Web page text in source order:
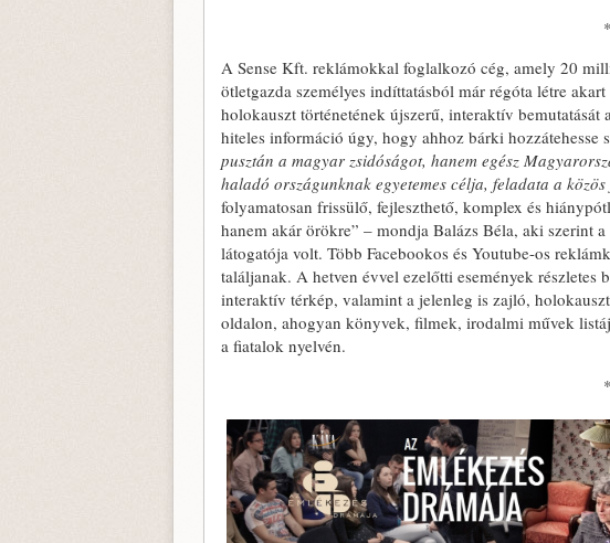
*
A Sense Kft. reklámokkal foglalkozó cég, amely 20
ötletgazda személyes indíttatásból már régóta létre
holokauszt történetének újszerű, interaktív
hiteles információ úgy, hogy ahhoz bárki hozzátehesse
pusztán a magyar zsidóságot, hanem egész
haladó országunknak egyetemes célja, feladata a
folyamatosan frissülő, fejleszthető, komplex és
hanem akár örökre” – mondja Balázs Béla, aki szerint
látogatója volt. Több Facebookos és Youtube-os
találjanak. A hetven évvel ezelőtti események
interaktív térkép, valamint a jelenleg is zajló,
oldalon, ahogyan könyvek, filmek, irodalmi művek
a fiatalok nyelvén.
*